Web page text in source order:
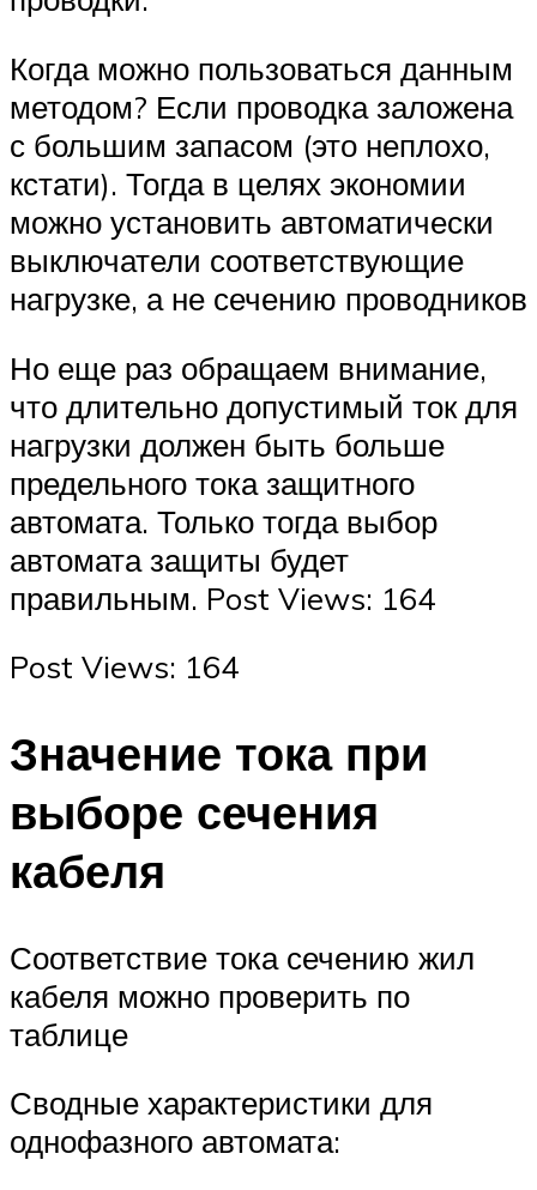
Когда можно пользоваться данным
методом? Если проводка заложена
с большим запасом (это неплохо,
кстати). Тогда в целях экономии
можно установить автоматически
выключатели соответствующие
нагрузке, а не сечению проводников
Но еще раз обращаем внимание,
что длительно допустимый ток для
нагрузки должен быть больше
предельного тока защитного
автомата. Только тогда выбор
автомата защиты будет
правильным. Post Views: 164
Post Views: 164
Значение тока при
выборе сечения
кабеля
Соответствие тока сечению жил
кабеля можно проверить по
таблице
Сводные характеристики для
однофазного автомата: